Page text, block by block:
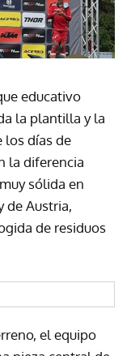
educativo
la plantilla y la
los días de
la diferencia
sólida en
Austria,
de residuos
el equipo